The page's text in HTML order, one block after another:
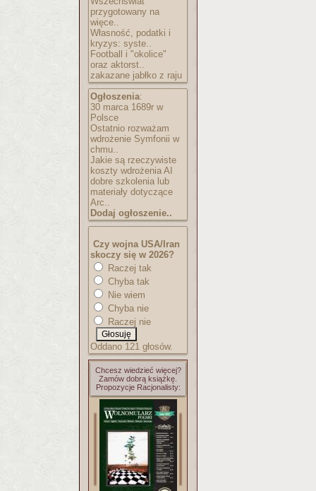
przygotowany na
więce..
Własność, podatki i
kryzys: syste..
Football i "okolice"
oraz aktorst..
zakazane jabłko z raju
Ogłoszenia:
30 marca 1689r w
Polsce
Ostatnio rozważam
wdrożenie Symfonii w
chmu..
Jakie są rzeczywiste
koszty wdrożenia AI
dobre szkolenia lub
materiały dotyczące
Arc..
Dodaj ogłoszenie..
Czy wojna USA/Iran
skoczy się w 2026?
Raczej tak
Chyba tak
Nie wiem
Chyba nie
Raczej nie
Oddano 121 głosów.
Chcesz wiedzieć więcej?
Zamów dobrą książkę.
Propozycje Racjonalisty: